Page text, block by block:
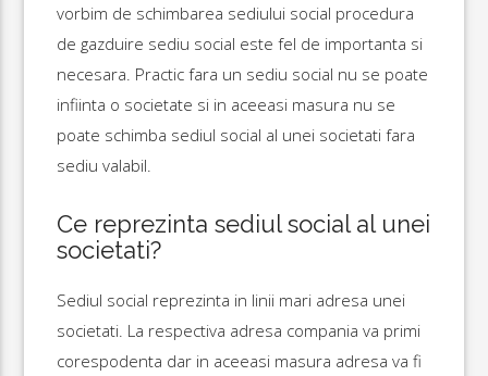
vorbim de schimbarea sediului social procedura
de gazduire sediu social este fel de importanta si
necesara. Practic fara un sediu social nu se poate
infiinta o societate si in aceeasi masura nu se
poate schimba sediul social al unei societati fara
sediu valabil.
Ce reprezinta sediul social al unei
societati?
Sediul social reprezinta in linii mari adresa unei
societati. La respectiva adresa compania va primi
corespodenta dar in aceeasi masura adresa va fi